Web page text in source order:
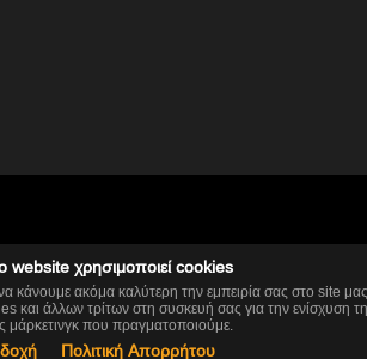
website is using cookies.
our website, we'll assume that you are happy to
Continue Learn more
website χρησιμοποιεί cookies
κάνουμε ακόμα καλύτερη την εμπειρία σας στο site
άλλων τρίτων στη συσκευή σας για την ενίσχυση
μάρκετινγκ που πραγματοποιούμε.
Πολιτική Απορρήτου